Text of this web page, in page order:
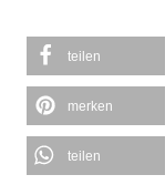
teilen
merken
teilen